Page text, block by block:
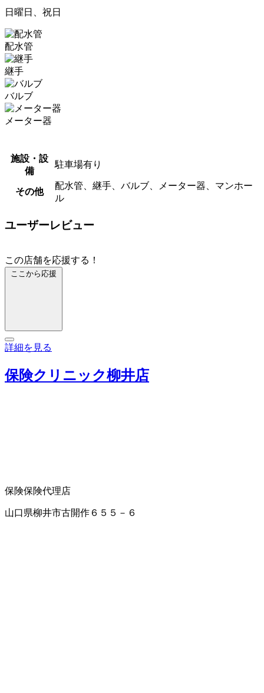
日曜日、祝日
配水管
継手
バルブ
メーター器
施設・設
備
駐車場有り
その他
配水管、継手、バルブ、メーター器、マンホー
ル
ユーザーレビュー
この店舗を応援する！
ここから応援
詳細を見る
保険クリニック柳井店
保険保険代理店
山口県柳井市古開作６５５－６